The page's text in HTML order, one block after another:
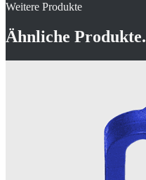
Weitere Produkte
Ähnliche Produkte.